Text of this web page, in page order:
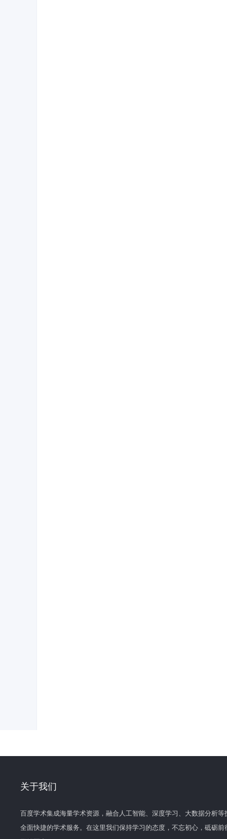
关于我们
百度学术集成海量学术资源，融合人工智能、深度学习、大数据分析
全面快捷的学术服务。在这里我们保持学习的态度，不忘初心，砥砺前